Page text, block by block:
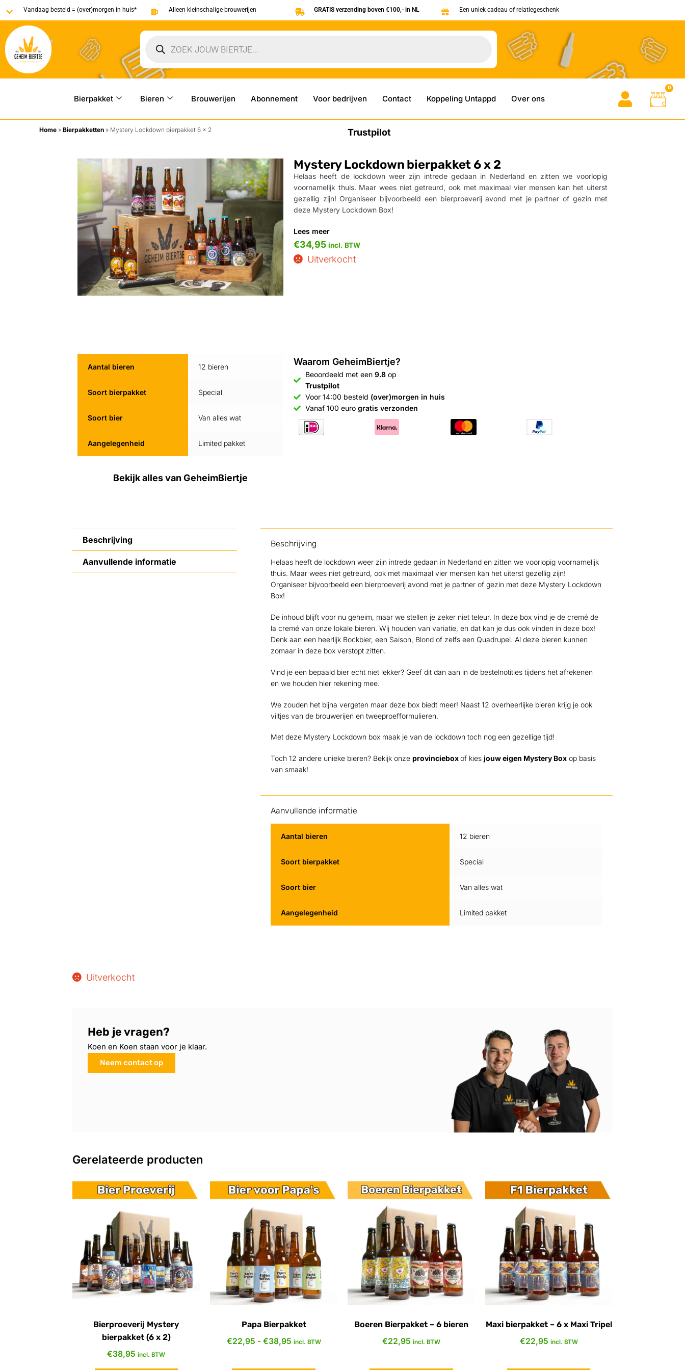
Vandaag besteld = (over)morgen in huis* Alleen kleinschalige brouwerijen GRATIS verzending boven €100,- in NL Een uniek cadeau of relatiegeschenk
Bierpakket Bieren Brouwerijen Abonnement Voor bedrijven Contact Koppeling Untappd Over ons
0
Home »Bierpakketten » Mystery Lockdown bierpakket 6 x 2 Trustpilot
Mystery Lockdown bierpakket 6 x 2
Helaas heeft de lockdown weer zijn intrede gedaan in Nederland en zitten we voorlopig
voornamelijk thuis. Maar wees niet getreurd, ook met maximaal vier mensen kan het uiterst
gezellig zijn! Organiseer bijvoorbeeld een bierproeverij avond met je partner of gezin met
deze Mystery Lockdown Box!
Lees meer
€34,95 incl. BTW
Uitverkocht
Aantal bieren 12 bieren
Soort bierpakket Special
Soort bier Van alles wat
Aangelegenheid Limited pakket
Bekijk alles van GeheimBiertje
Waarom GeheimBiertje?
Beoordeeld met een 9.8op
Trustpilot
Voor 14:00 besteld (over)morgen in huis
Vanaf 100 euro gratis verzonden
Beschrijving
Aanvullende informatie
Beschrijving
Helaas heeft de lockdown weer zijn intrede gedaan in Nederland en zitten we voorlopig voornamelijk
thuis. Maar wees niet getreurd, ook met maximaal vier mensen kan het uiterst gezellig zijn!
Organiseer bijvoorbeeld een bierproeverij avond met je partner of gezin met deze Mystery Lockdown
Box!
De inhoud blijft voor nu geheim, maar we stellen je zeker niet teleur. In deze box vind je de cremé de
la cremé van onze lokale bieren. Wij houden van variatie, en dat kan je dus ook vinden in deze box!
Denk aan een heerlijk Bockbier, een Saison, Blond of zelfs een Quadrupel. Al deze bieren kunnen
zomaar in deze box verstopt zitten.
Vind je een bepaald bier echt niet lekker? Geef dit dan aan in de bestelnotities tijdens het afrekenen
en we houden hier rekening mee.
We zouden het bijna vergeten maar deze box biedt meer! Naast 12 overheerlijke bieren krijg je ook
viltjes van de brouwerijen en tweeproefformulieren.
Met deze Mystery Lockdown box maak je van de lockdown toch nog een gezellige tijd!
Toch 12 andere unieke bieren? Bekijk onze provincieboxof kies jouw eigen Mystery Boxop basis
van smaak!
Aanvullende informatie
Aantal bieren 12 bieren
Soort bierpakket Special
Soort bier Van alles wat
Aangelegenheid Limited pakket
Uitverkocht
Heb je vragen?
Koen en Koen staan voor je klaar.
Neem contact op
Gerelateerde producten
Bierproeverij Mystery
bierpakket (6 x 2)
€38,95 incl. BTW
Papa Bierpakket
€22,95 - €38,95 incl. BTW
Boeren Bierpakket – 6 bieren
€22,95 incl. BTW
Maxi bierpakket – 6 x Maxi Tripel
€22,95 incl. BTW